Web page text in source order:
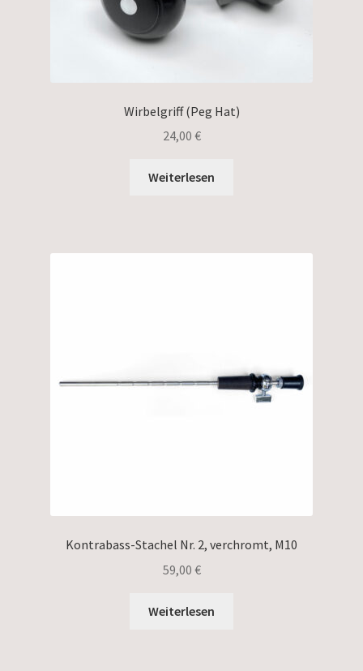
Wirbelgriff (Peg Hat)
24,00 €
Weiterlesen
Kontrabass-Stachel Nr. 2, verchromt, M10
59,00 €
Weiterlesen